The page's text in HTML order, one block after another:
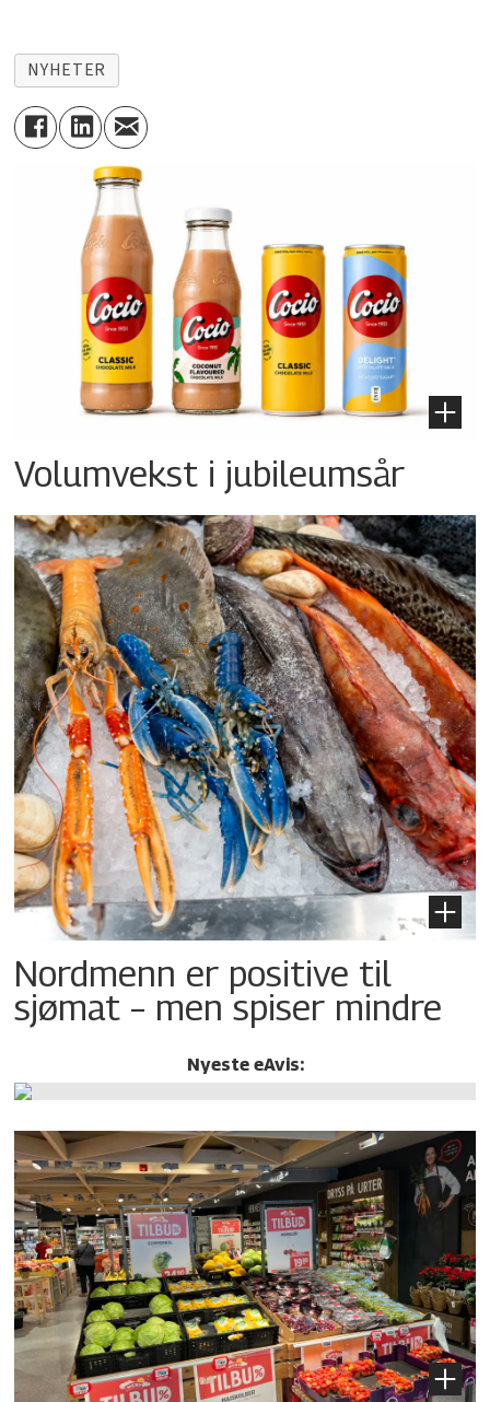
NYHETER
Volumvekst i jubileumsår
Nordmenn er positive til
sjømat – men spiser mindre
Nyeste eAvis: